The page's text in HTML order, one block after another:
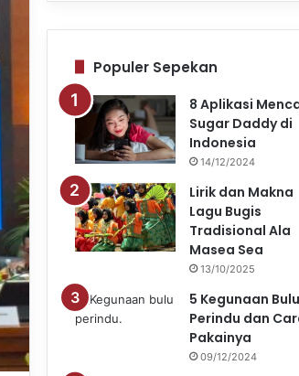
Populer Sepekan
8 Aplikasi
Sugar Daddy di
Indonesia
14/12/2024
Lirik dan Makna
Lagu Bugis
Tradisional Ala
Masea Sea
13/10/2025
5 Kegunaan Bulu
Perindu dan
Pakainya
09/12/2024